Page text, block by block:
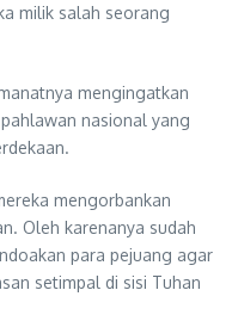
milik salah seorang
mengingatkan
nasional yang
mengorbankan
Oleh karenanya sudah
para pejuang agar
setimpal di sisi Tuhan